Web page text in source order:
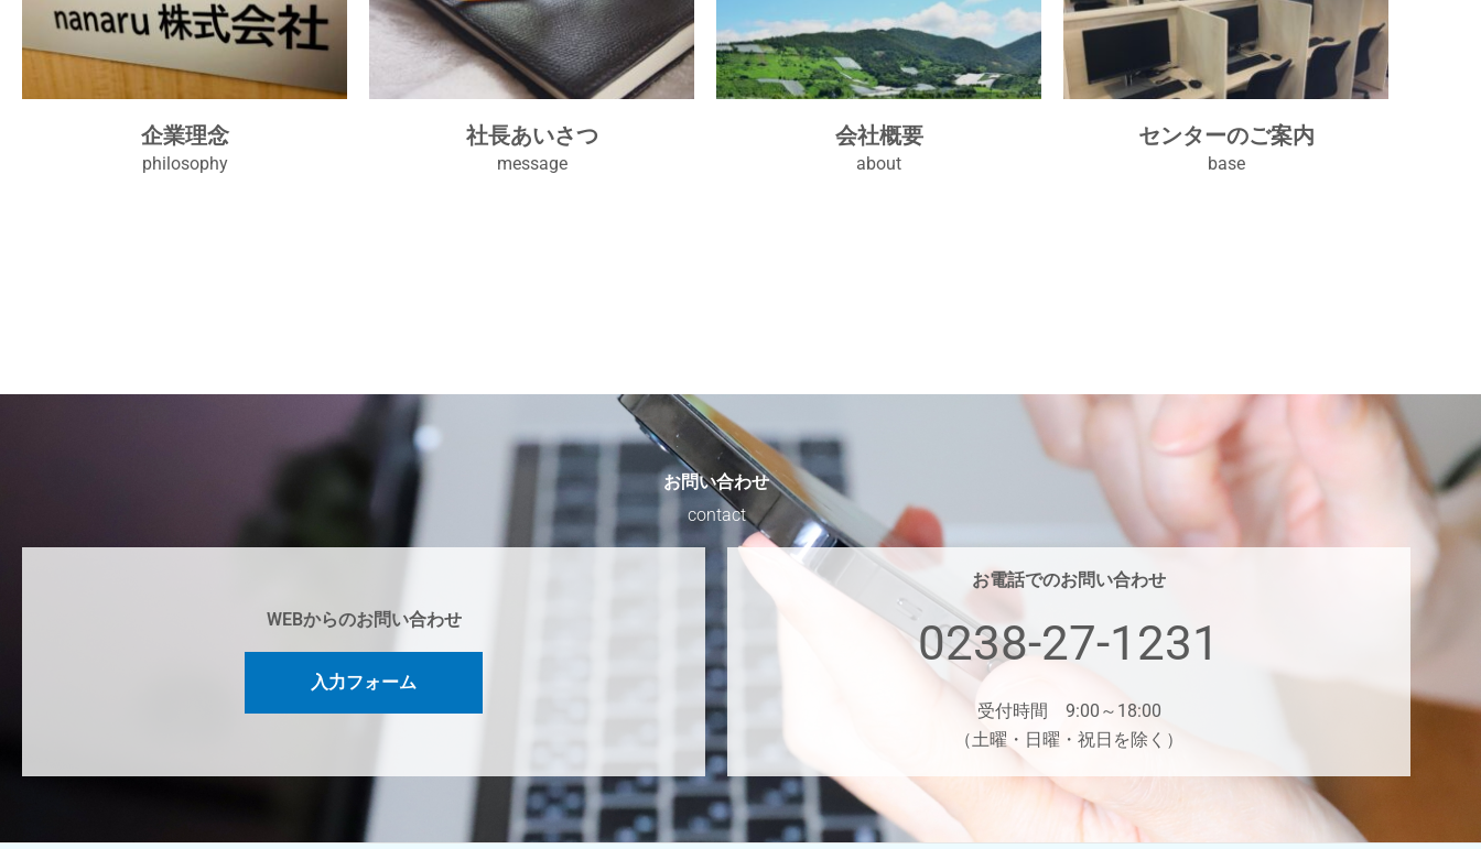
企業理念
philosophy
社長あいさつ
message
会社概要
about
センターのご案内
base
お問い合わせ
contact
WEBからのお問い合わせ
入力フォーム
お電話でのお問い合わせ
0238-27-1231
受付時間 9:00～18:00
（土曜・日曜・祝日を除く）